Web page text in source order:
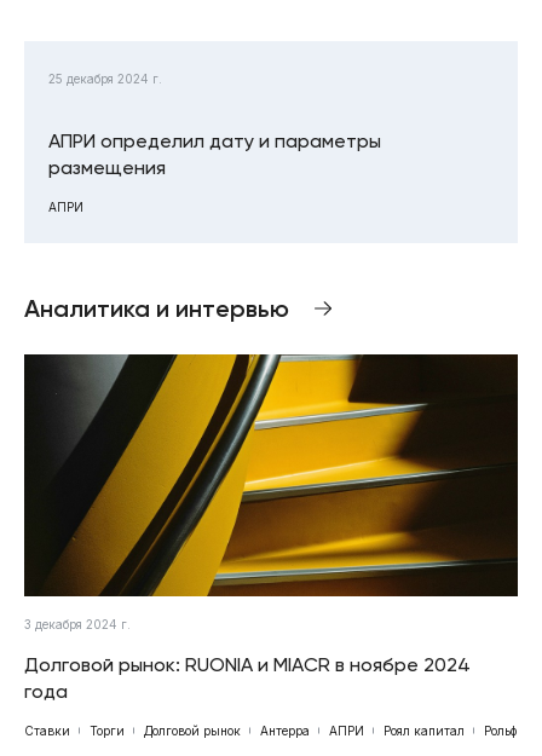
25 декабря 2024 г.
АПРИ определил дату и параметры
размещения
АПРИ
Аналитика и интервью
3 декабря 2024 г.
Долговой рынок: RUONIA и MIACR в ноябре 2024
года
Ставки Торги Долговой рынок Антерра АПРИ Роял капитал Рольф